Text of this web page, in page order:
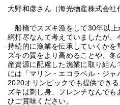
大野和彦さん（海光物産株式会社
船橋でスズキ漁をして30年以上
網打尽なんて考えていましたが、
持続的に漁業を伝承していくかを
ズキの質をより高めることや、
産資源に配慮した漁業に取り組ん
には「マリン・エコラベル・ジ
2020オリンピックでも提供でき
ズキは刺し身、フレンチなんで
ひご賞味ください。